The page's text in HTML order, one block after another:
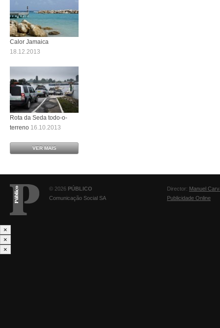
Calor Jamaica
18.12.2013
Rota da Seda todo-o-
terreno 16.10.2013
VER MAIS
© 2026 PÚBLICO
Comunicação Social SA
Director: Manuel
Publicidade Online
×
×
×